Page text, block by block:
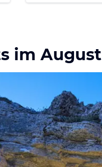
im August